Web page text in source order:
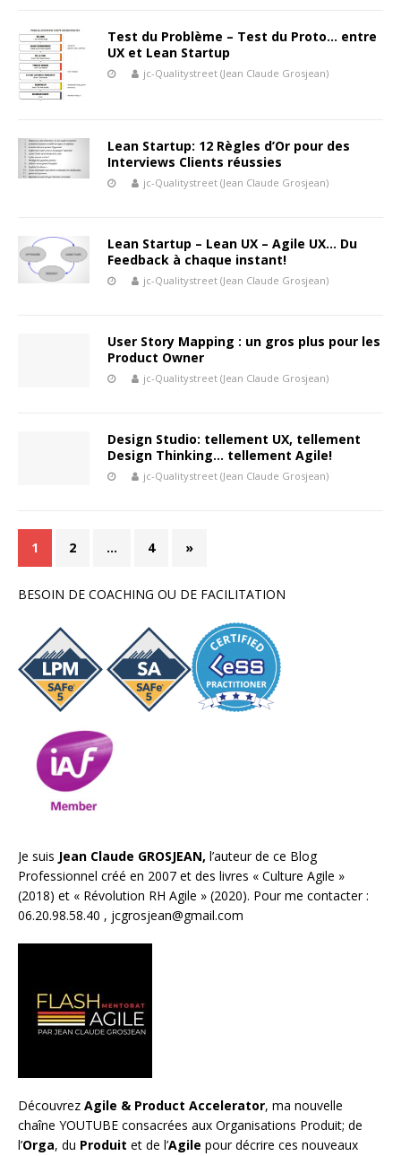
Test du Problème – Test du Proto… entre
UX et Lean Startup
jc-Qualitystreet (Jean Claude Grosjean)
Lean Startup: 12 Règles d’Or pour des
Interviews Clients réussies
jc-Qualitystreet (Jean Claude Grosjean)
Lean Startup – Lean UX – Agile UX… Du
Feedback à chaque instant!
jc-Qualitystreet (Jean Claude Grosjean)
User Story Mapping : un gros plus pour les
Product Owner
jc-Qualitystreet (Jean Claude Grosjean)
Design Studio: tellement UX, tellement
Design Thinking… tellement Agile!
jc-Qualitystreet (Jean Claude Grosjean)
1 2 … 4 »
BESOIN DE COACHING OU DE FACILITATION
Je suis Jean Claude GROSJEAN, l’auteur de ce Blog
Professionnel créé en 2007 et des livres « Culture Agile »
(2018) et « Révolution RH Agile » (2020). Pour me contacter :
06.20.98.58.40 , jcgrosjean@gmail.com
Découvrez Agile & Product Accelerator, ma nouvelle
chaîne YOUTUBE consacrées aux Organisations Produit; de
l’Orga, du Produit et de l’Agile pour décrire ces nouveaux